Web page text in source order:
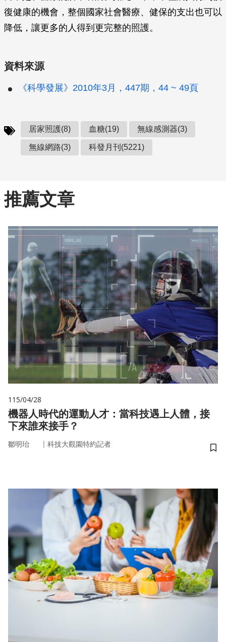
復健康的機會，整個國家社會醫療、健保的支出也可以
降低，讓更多的人得到更完整的照護。
資料來源
《科學發展》2010年3月，447期，44 ~ 49頁
居家照護(8) 血糖(19) 無線感測器(3)
無線網路(3) 科發月刊(5221)
推薦文章
115/04/28
機器人時代的運動人才：當科技遇上人體，接
下來誰來接手？
鄒明珆 ｜ 科技大觀園特約記者
儲